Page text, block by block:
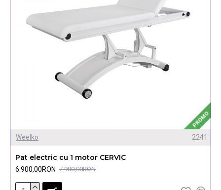
PROMO
Weelko 2241
Pat electric cu 1 motor CERVIC
6.900,00RON 7.900,00RON